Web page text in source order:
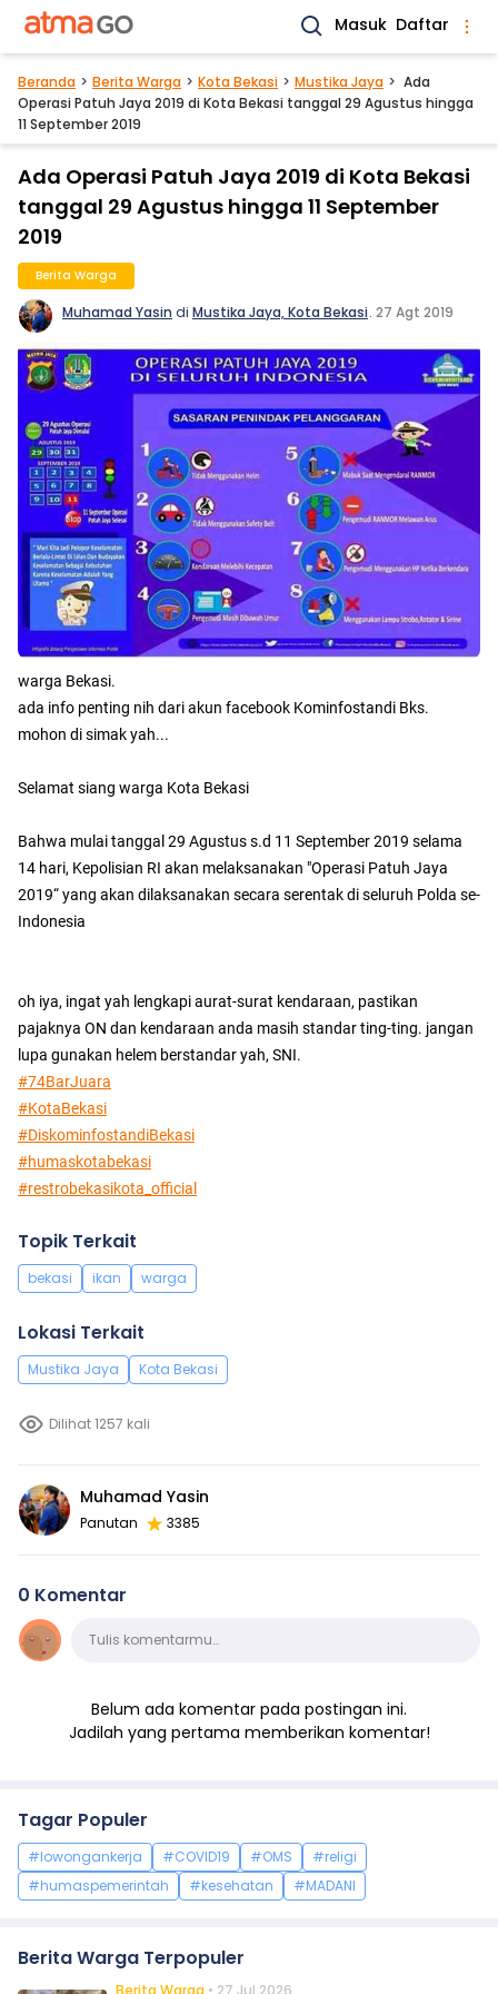
Masuk Daftar
Beranda Berita Warga Kota Bekasi Mustika Jaya
Ada
Operasi Patuh Jaya 2019 di Kota Bekasi tanggal 29 Agustus hingga
11 September 2019
Ada Operasi Patuh Jaya 2019 di Kota Bekasi
tanggal 29 Agustus hingga 11 September
2019
Berita Warga
Muhamad Yasin di Mustika Jaya, Kota Bekasi. 27 Agt 2019
warga Bekasi.
ada info penting nih dari akun facebook Kominfostandi Bks.
mohon di simak yah...
Selamat siang warga Kota Bekasi
Bahwa mulai tanggal 29 Agustus s.d 11 September 2019 selama
14 hari, Kepolisian RI akan melaksanakan "Operasi Patuh Jaya
2019“ yang akan dilaksanakan secara serentak di seluruh Polda se-
Indonesia
oh iya, ingat yah lengkapi aurat-surat kendaraan, pastikan
pajaknya ON dan kendaraan anda masih standar ting-ting. jangan
lupa gunakan helem berstandar yah, SNI.
#74BarJuara
#KotaBekasi
#DiskominfostandiBekasi
#humaskotabekasi
#restrobekasikota_official
Topik Terkait
bekasi ikan warga
Lokasi Terkait
Mustika Jaya Kota Bekasi
Dilihat 1257 kali
Muhamad Yasin
Panutan 3385
0 Komentar
KomentarTulis komentarmu…
Belum ada komentar pada postingan ini.
Jadilah yang pertama memberikan komentar!
Tagar Populer
#lowongankerja #COVID19 #OMS
#religi
#humaspemerintah
#kesehatan #MADANI
Berita Warga Terpopuler
Berita Warga • 27 Jul 2026